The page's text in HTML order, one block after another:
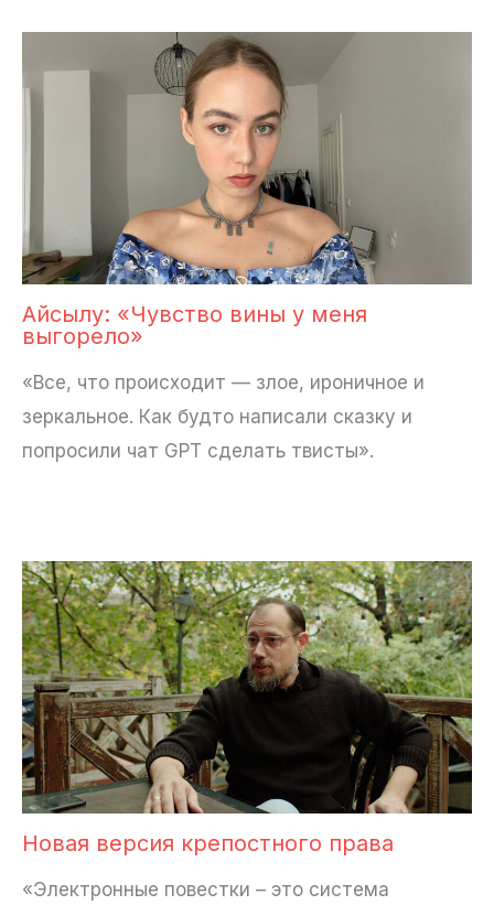
Айсылу: «Чувство вины у меня
выгорело»
«Все, что происходит — злое, ироничное и
зеркальное. Как будто написали сказку и
попросили чат GPT сделать твисты».
Новая версия крепостного права
«Электронные повестки – это система